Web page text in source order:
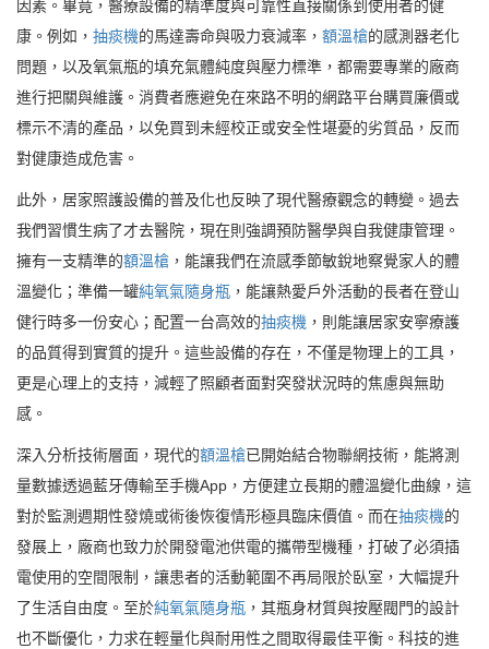
因素。畢竟，醫療設備的精準度與可靠性直接關係到使用者的健
康。例如， 抽痰機的馬達壽命與吸力衰減率， 額溫槍的感測器老化
問題，以及氧氣瓶的填充氣體純度與壓力標準，都需要專業的廠商
進行把關與維護。消費者應避免在來路不明的網路平台購買廉價或
標示不清的產品，以免買到未經校正或安全性堪憂的劣質品，反而
對健康造成危害。
此外，居家照護設備的普及化也反映了現代醫療觀念的轉變。過去
我們習慣生病了才去醫院，現在則強調預防醫學與自我健康管理。
擁有一支精準的額溫槍 ，能讓我們在流感季節敏銳地察覺家人的體
溫變化；準備一罐純氧氣隨身瓶 ，能讓熱愛戶外活動的長者在登山
健行時多一份安心；配置一台高效的抽痰機 ，則能讓居家安寧療護
的品質得到實質的提升。這些設備的存在，不僅是物理上的工具，
更是心理上的支持，減輕了照顧者面對突發狀況時的焦慮與無助
感。
深入分析技術層面，現代的額溫槍已開始結合物聯網技術，能將測
量數據透過藍牙傳輸至手機App，方便建立長期的體溫變化曲線，這
對於監測週期性發燒或術後恢復情形極具臨床價值。而在抽痰機的
發展上，廠商也致力於開發電池供電的攜帶型機種，打破了必須插
電使用的空間限制，讓患者的活動範圍不再局限於臥室，大幅提升
了生活自由度。至於純氧氣隨身瓶 ，其瓶身材質與按壓閥門的設計
也不斷優化，力求在輕量化與耐用性之間取得最佳平衡。科技的進